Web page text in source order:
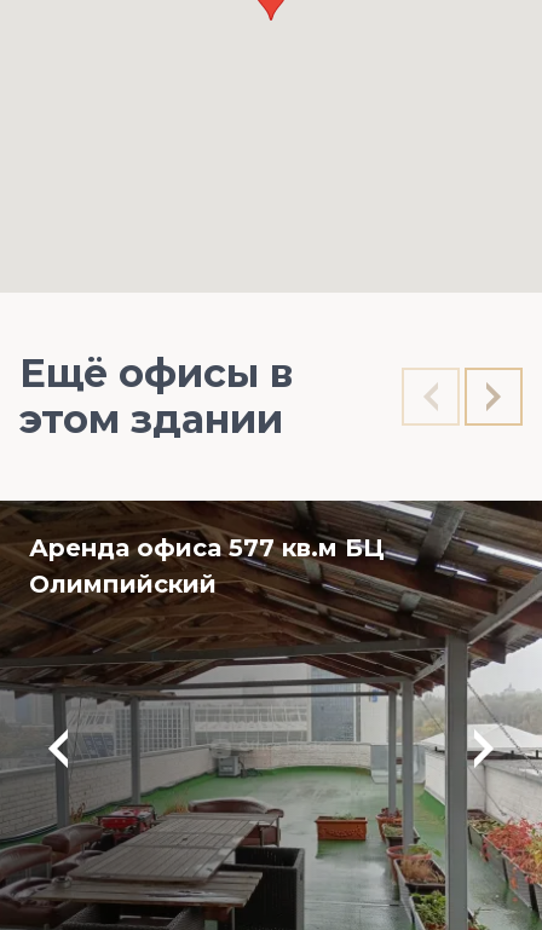
Ещё офисы в
этом здании
Аренда офиса 577 кв.м БЦ
Олимпийский